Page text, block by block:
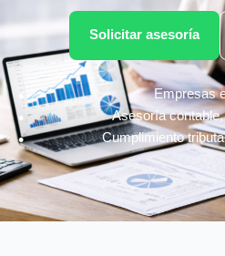
Solicitar asesoría
Empresas
Asesoría
Cumplimiento